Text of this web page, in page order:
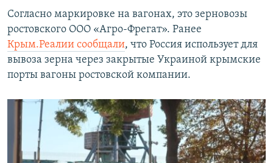
Согласно маркировке на вагонах, это зерновозы
ростовского ООО «Агро-Фрегат». Ранее
Крым.Реалии сообщали, что Россия использует для
вывоза зерна через закрытые Украиной крымские
порты вагоны ростовской компании.